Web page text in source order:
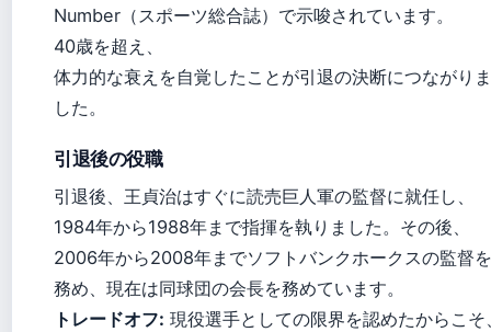
Number（スポーツ総合誌）で示唆されています。
40歳を超え、
体力的な衰えを自覚したことが引退の決断につながりま
した。
引退後の役職
引退後、王貞治はすぐに読売巨人軍の監督に就任し、
1984年から1988年まで指揮を執りました。その後、
2006年から2008年までソフトバンクホークスの監督を
務め、現在は同球団の会長を務めています。
トレードオフ: 現役選手としての限界を認めたからこそ